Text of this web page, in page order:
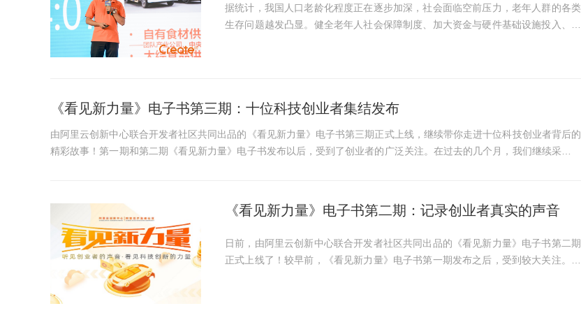
据统计，我国人口老龄化程度正在逐步加深，社会面临空前压力，老年人群的各类
生存问题越发凸显。健全老年人社会保障制度、加大资金与硬件基础设施投入、积
《看见新力量》电子书第三期：十位科技创业者集结发布
由阿里云创新中心联合开发者社区共同出品的《看见新力量》电子书第三期正式上线，继续带你走进十位科技创业者背后的
精彩故事！第一期和第二期《看见新力量》电子书发布以后，受到了创业者的广泛关注。在过去的几个月，我们继续采访了
《看见新力量》电子书第二期：记录创业者真实的声音
日前，由阿里云创新中心联合开发者社区共同出品的《看见新力量》电子书第二期
正式上线了！较早前，《看见新力量》电子书第一期发布之后，受到较大关注。此